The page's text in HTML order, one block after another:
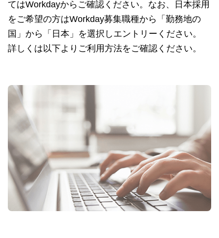
てはWorkdayからご確認ください。なお、日本採用
をご希望の方はWorkday募集職種から「勤務地の
国」から「日本」を選択しエントリーください。
詳しくは以下よりご利用方法をご確認ください。